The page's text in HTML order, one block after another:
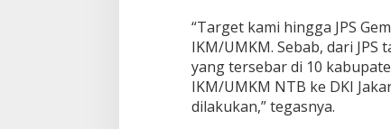
“Target kami hingga JPS
IKM/UMKM. Sebab, dari
yang tersebar di 10
IKM/UMKM NTB ke DKI
dilakukan,” tegasnya.